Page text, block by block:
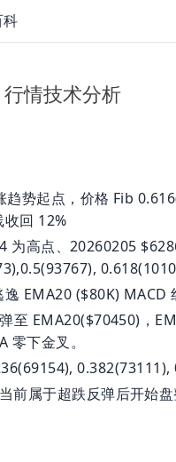
科
情技术分析
趋势起点，价格 Fib
回 12%
为高点、20260205
EMA20 ($80K) MACD
至 EMA20($70450)，
零下金叉。
0.382(73111),
前属于超跌反弹后开始